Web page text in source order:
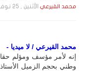
محمد القيرعي الأثنين , 25 نـوفـمـبـر , 2024 الساعة 6:21:47 PM
محمد القيرعي / لا ميديا -
إنه لأمر مؤسف ومؤلم
وطني بحجم الزميل